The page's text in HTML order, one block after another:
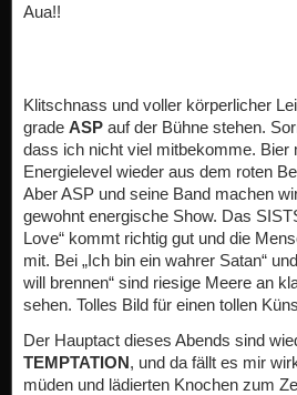
Aua!!
Klitschnass und voller körperlicher
grade ASP auf der Bühne stehen.
dass ich nicht viel mitbekomme. Bier
Energielevel wieder aus dem roten
Aber ASP und seine Band machen
gewohnt energische Show. Das
Love“ kommt richtig gut und die
mit. Bei „Ich bin ein wahrer Satan“
will brennen“ sind riesige Meere an
sehen. Tolles Bild für einen tollen
Der Hauptact dieses Abends sind
TEMPTATION, und da fällt es mir
müden und lädierten Knochen zum